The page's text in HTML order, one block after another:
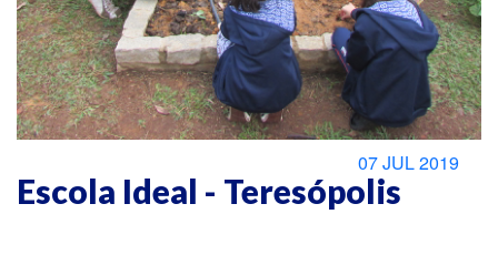
Escola Ideal - Teresópolis
07 JUL 2019